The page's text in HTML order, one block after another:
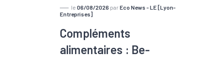
Le Dauphiné libéré
le 06/08/2026 par Eco News - LE [Lyon-
Entreprises]
Compléments
alimentaires : Be-